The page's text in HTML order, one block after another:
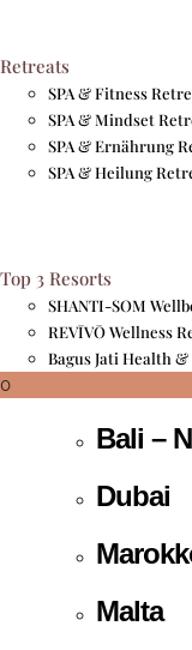
Spa &
Spa &
Spa &
Spa &
Destinationen
Bali –
Bali –
Dubai
Malta
Retreats
SPA & Fitness
SPA & Mindset
SPA & Ernährung
SPA & Heilung
Top 3 Resorts
SHANTI-SOM
REVĪVŌ Wellness
Bagus Jati Health
0